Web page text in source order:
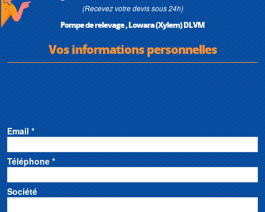
(Recevez votre devis sous 24h)
Pompe de relevage , Lowara (Xylem) DLVM
Vos informations personnelles
Email *
Téléphone *
Société